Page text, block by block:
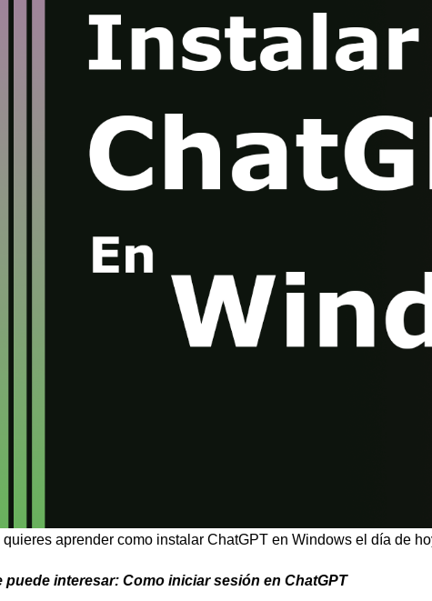
quieres aprender como instalar ChatGPT en Windows el día de
puede interesar: Como iniciar sesión en ChatGPT